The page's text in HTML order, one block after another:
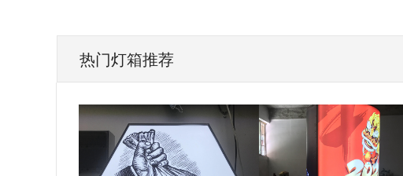
热门灯箱推荐